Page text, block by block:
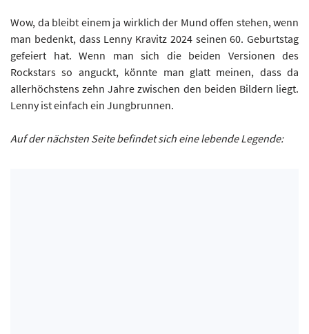
Wow, da bleibt einem ja wirklich der Mund offen stehen, wenn
man bedenkt, dass Lenny Kravitz 2024 seinen 60. Geburtstag
gefeiert hat. Wenn man sich die beiden Versionen des
Rockstars so anguckt, könnte man glatt meinen, dass da
allerhöchstens zehn Jahre zwischen den beiden Bildern liegt.
Lenny ist einfach ein Jungbrunnen.
Auf der nächsten Seite befindet sich eine lebende Legende: